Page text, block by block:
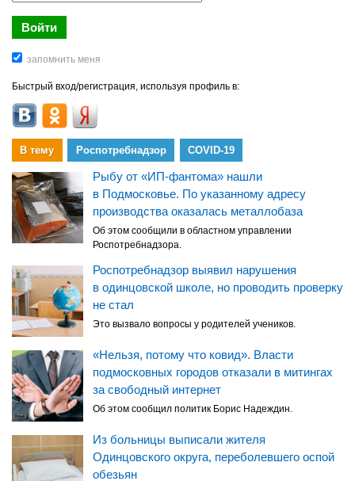
Быстрый вход/регистрация, используя профиль в:
В тему Роспотребнадзор COVID-19
Рыбу от «ИП-фантома» нашли
в Подмосковье. По указанному адресу
производства оказалась металлобаза
Об этом сообщили в областном управлении
Роспотребнадзора.
Роспотребнадзор выявил нарушения
в одинцовской школе, но проводить проверку
не стал
Это вызвало вопросы у родителей учеников.
«Нельзя, потому что ковид». Власти
подмосковных городов отказали в митингах
за свободный интернет
Об этом сообщил политик Борис Надеждин.
Из больницы выписали жителя
Одинцовского округа, переболевшего оспой
обезьян